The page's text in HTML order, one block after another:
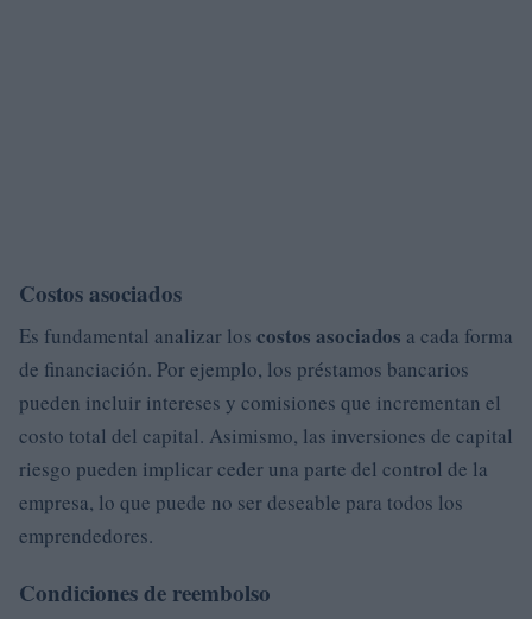
Costos asociados
Es fundamental analizar los costos asociados a cada forma
de financiación. Por ejemplo, los préstamos bancarios
pueden incluir intereses y comisiones que incrementan el
costo total del capital. Asimismo, las inversiones de capital
riesgo pueden implicar ceder una parte del control de la
empresa, lo que puede no ser deseable para todos los
emprendedores.
Condiciones de reembolso